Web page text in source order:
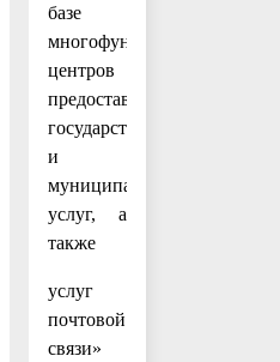
базе
многофункциональных
центров
предоставления
государственных
и
муниципальных
услуг, а
также
услуг
почтовой
связи»